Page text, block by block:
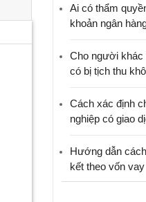
Ai có thẩm
khoản ngân
Cho người khác
có bị tịch thu
Cách xác định
nghiệp có giao
Hướng dẫn
kết theo vốn vay